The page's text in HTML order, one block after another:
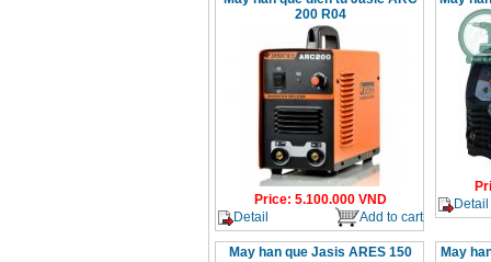
200 R04
Price: 5.100.000 VND
Detail
Add to cart
Detail
May han que Jasis ARES 150 May